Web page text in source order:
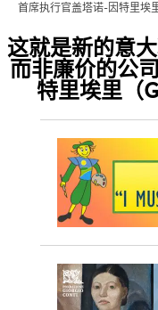
首席执行官盖塔诺-因特里埃
这就是新的意
而非廉价的公
特里埃里（